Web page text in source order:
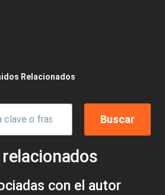
de ayuda a la
Relacionados
con el autor